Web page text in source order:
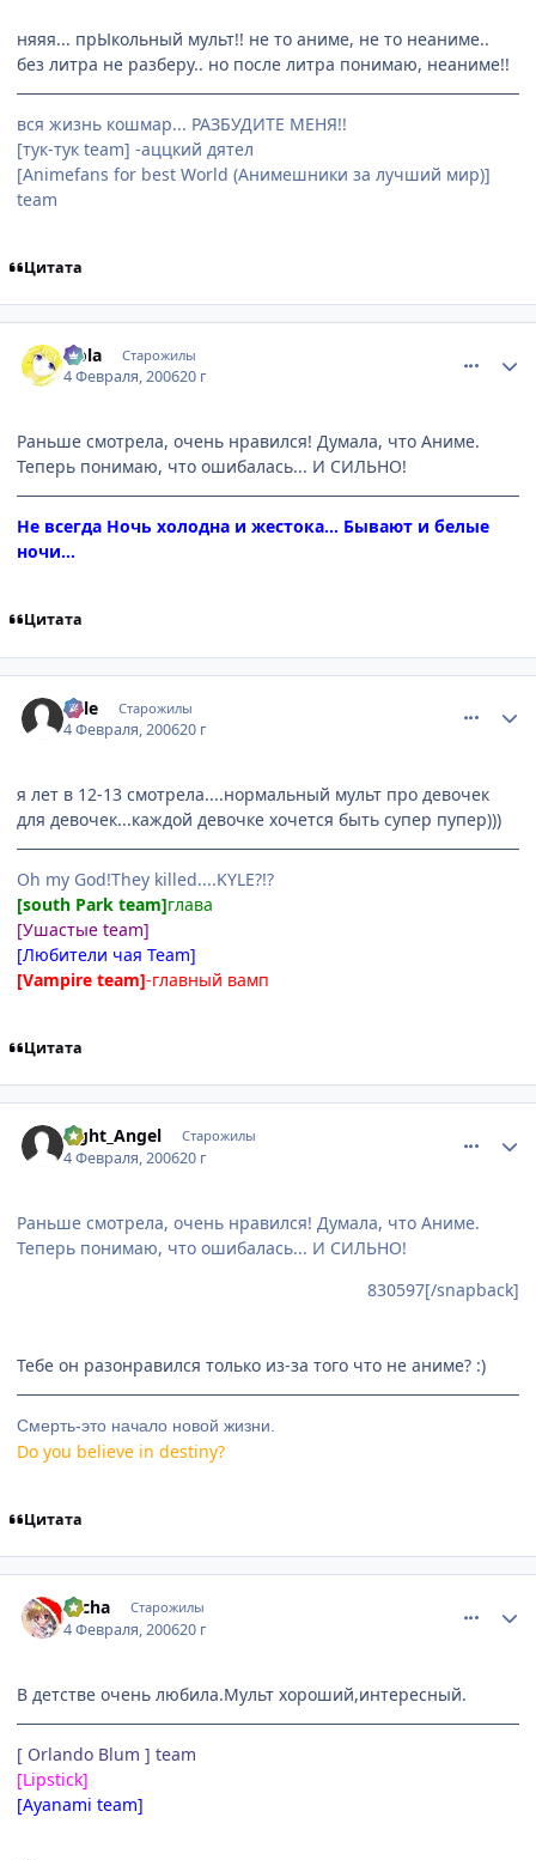
няяя... прЫкольный мульт!! не то аниме, не то неаниме..
без литра не разберу.. но после литра понимаю, неаниме!!
вся жизнь кошмар... РАЗБУДИТЕ МЕНЯ!!
[тук-тук team] -аццкий дятел
[Animefans for best World (Анимешники за лучший мир)]
team
Цитата
Nola Старожилы
4 Февраля, 200620 г
Раньше смотрела, очень нравился! Думала, что Аниме.
Теперь понимаю, что ошибалась... И СИЛЬНО!
Не всегда Ночь холодна и жестока... Бывают и белые
ночи...
Цитата
Kyle Старожилы
4 Февраля, 200620 г
я лет в 12-13 смотрела....нормальный мульт про девочек
для девочек...каждой девочке хочется быть супер пупер)))
Oh mу God!They killed....KYLE?!?
[south Park team]глава
[Ушастые team]
[Любители чая Team]
[Vampire team]-главный вамп
Цитата
Light_Angel Старожилы
4 Февраля, 200620 г
Раньше смотрела, очень нравился! Думала, что Аниме.
Теперь понимаю, что ошибалась... И СИЛЬНО!
830597[/snapback]
Тебе он разонравился только из-за того что не аниме? :)
Смерть-это начало новой жизни.
Do you believe in destiny?
Цитата
Tacha Старожилы
4 Февраля, 200620 г
В детстве очень любила.Мульт хороший,интересный.
[ Orlando Blum ] team
[Lipstick]
[Ayanami team]